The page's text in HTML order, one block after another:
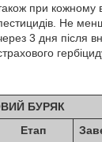
при кожному
Не
3 дня після
БУРЯК
Етап